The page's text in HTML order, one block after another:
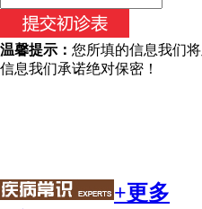
温馨提示： 您所填的信息我们
信息我们承诺绝对保密！
+更多